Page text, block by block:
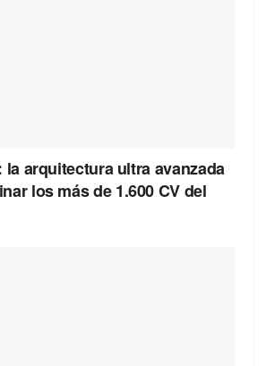
la arquitectura ultra avanzada
los más de 1.600 CV del